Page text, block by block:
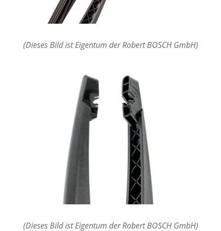
(Dieses Bild ist Eigentum der Robert BOSCH GmbH)
(Dieses Bild ist Eigentum der Robert BOSCH GmbH)